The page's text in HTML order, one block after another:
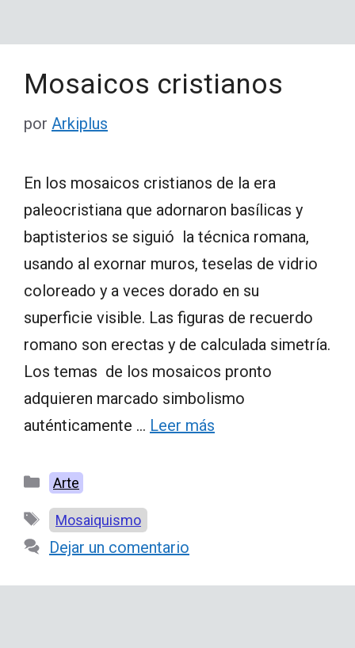
Mosaicos cristianos
por Arkiplus
En los mosaicos cristianos de la era
paleocristiana que adornaron basílicas y
baptisterios se siguió la técnica romana,
usando al exornar muros, teselas de vidrio
coloreado y a veces dorado en su
superficie visible. Las figuras de recuerdo
romano son erectas y de calculada simetría.
Los temas de los mosaicos pronto
adquieren marcado simbolismo
auténticamente … Leer más
Categorías
Arte
Etiquetas
Mosaiquismo
Dejar un comentario